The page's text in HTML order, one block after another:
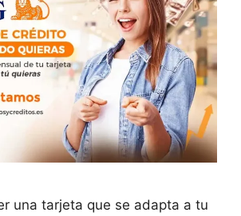
una tarjeta que se adapta a tu